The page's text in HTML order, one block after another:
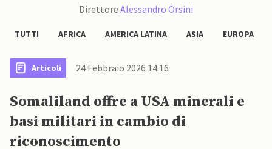
Direttore Alessandro Orsini
TUTTI AFRICA AMERICA LATINA ASIA EUROPA
Articoli 24 Febbraio 2026 14:16
Somaliland offre a USA minerali e
basi militari in cambio di
riconoscimento